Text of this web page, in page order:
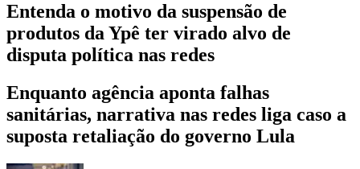
Entenda o motivo da suspensão de
produtos da Ypê ter virado alvo de
disputa política nas redes
Enquanto agência aponta falhas
sanitárias, narrativa nas redes liga caso a
suposta retaliação do governo Lula